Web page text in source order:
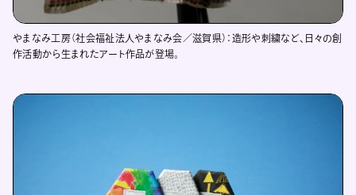
やまなみ工房（社会福祉法人やまなみ会／滋賀県）：造形や刺繍など、日々の創
作活動から生まれたアート作品が登場。